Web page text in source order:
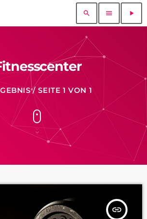
search menu play_arrow
/ SEITE 1 VON 1
insert_link